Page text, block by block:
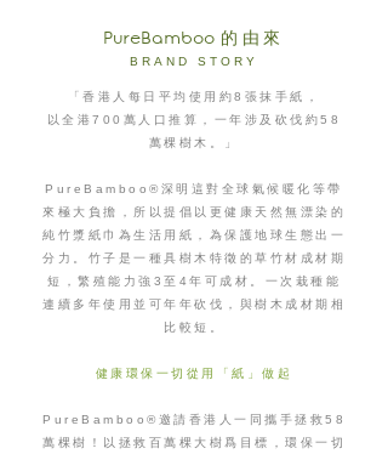
PureBamboo 的由來
BRAND STORY
「香港人每日平均使用約8張抹手紙，
以全港700萬人口推算，一年涉及砍伐約58
萬棵樹木。」
PureBamboo®深明這對全球氣候暖化等帶
來極大負擔，所以提倡以更健康天然無漂染的
純竹漿紙巾為生活用紙，為保護地球生態出一
分力。竹子是一種具樹木特徵的草竹材成材期
短，繁殖能力強3至4年可成材。一次栽種能
連續多年使用並可年年砍伐，與樹木成材期相
比較短。
健康環保一切從用「紙」做起
PureBamboo®邀請香港人一同攜手拯救58
萬棵樹！以拯救百萬棵大樹爲目標，環保一切